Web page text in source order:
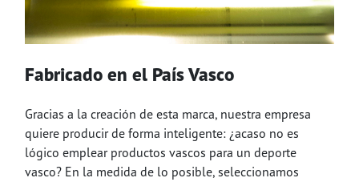
Fabricado en el País Vasco
Gracias a la creación de esta marca, nuestra empresa
quiere producir de forma inteligente: ¿acaso no es
lógico emplear productos vascos para un deporte
vasco? En la medida de lo posible, seleccionamos